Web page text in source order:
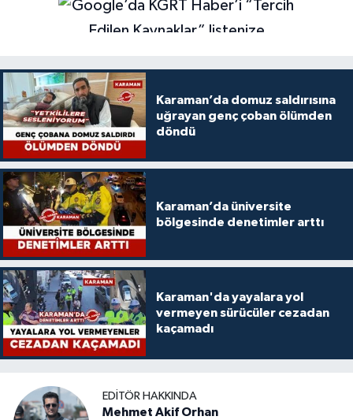
Karaman’da domuz saldırısına
uğrayan genç çoban ölümden
döndü
Karaman’da üniversite
bölgesinde denetimler arttı
Karaman'da yayalara yol
vermeyen sürücüler cezadan
kaçamadı
EDITÖR HAKKINDA
Mehmet Akif Orhan